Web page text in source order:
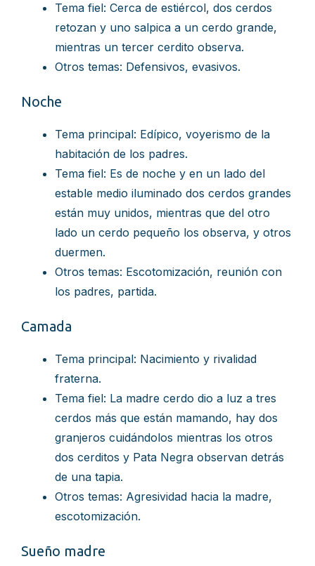
Tema fiel: Cerca de estiércol, dos cerdos
retozan y uno salpica a un cerdo grande,
mientras un tercer cerdito observa.
Otros temas: Defensivos, evasivos.
Noche
Tema principal: Edípico, voyerismo de la
habitación de los padres.
Tema fiel: Es de noche y en un lado del
estable medio iluminado dos cerdos grandes
están muy unidos, mientras que del otro
lado un cerdo pequeño los observa, y otros
duermen.
Otros temas: Escotomización, reunión con
los padres, partida.
Camada
Tema principal: Nacimiento y rivalidad
fraterna.
Tema fiel: La madre cerdo dio a luz a tres
cerdos más que están mamando, hay dos
granjeros cuidándolos mientras los otros
dos cerditos y Pata Negra observan detrás
de una tapia.
Otros temas: Agresividad hacia la madre,
escotomización.
Sueño madre